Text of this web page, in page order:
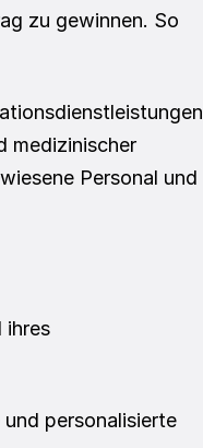
zu gewinnen. So
medizinischer
Personal und
ihres
personalisierte